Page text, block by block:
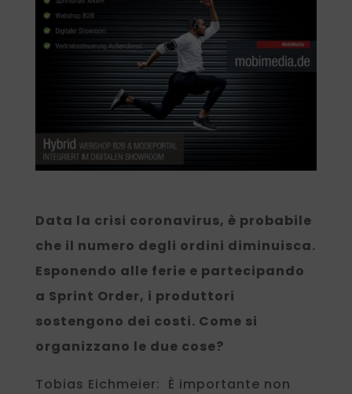
Data la crisi coronavirus, è probabile
che il numero degli ordini diminuisca.
Esponendo alle ferie e partecipando
a Sprint Order, i produttori
sostengono dei costi. Come si
organizzano le due cose?
Tobias Eichmeier: È importante non